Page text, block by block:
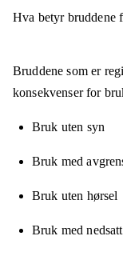
Hva betyr bruddene
Bruddene som er
konsekvenser for
Bruk uten syn
Bruk med
Bruk uten hørsel
Bruk med